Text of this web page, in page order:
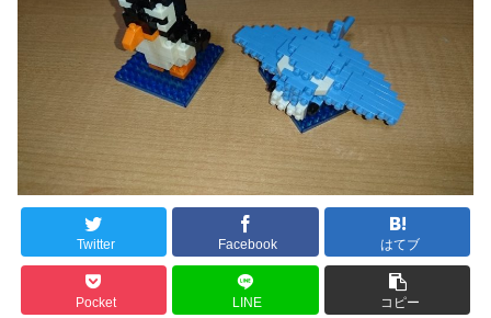
Twitter Facebook はてブ
Pocket LINE コピー